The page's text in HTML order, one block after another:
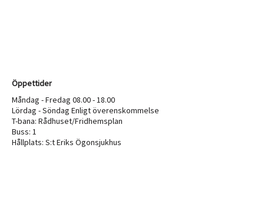
Öppettider
Måndag - Fredag 08.00 - 18.00
Lördag - Söndag Enligt överenskommelse
T-bana: Rådhuset/Fridhemsplan
Buss: 1
Hållplats: S:t Eriks Ögonsjukhus